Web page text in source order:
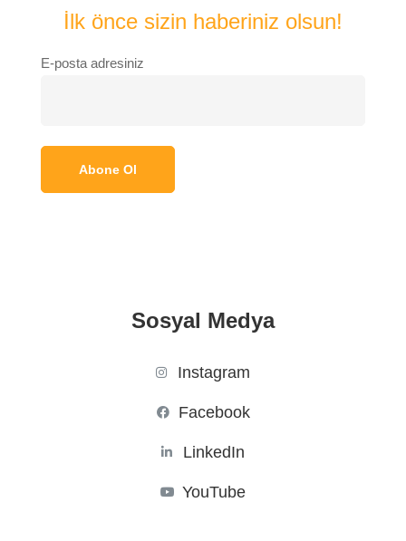
İlk önce sizin haberiniz olsun!
E-posta adresiniz
Sosyal Medya
Instagram
Facebook
LinkedIn
YouTube